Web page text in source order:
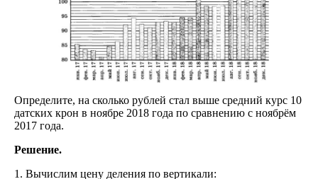
Определите, на сколько рублей стал выше средний курс 10
датских крон в ноябре 2018 года по сравнению с ноябрём
2017 года.
Решение.
1. Вычислим цену деления по вертикали: